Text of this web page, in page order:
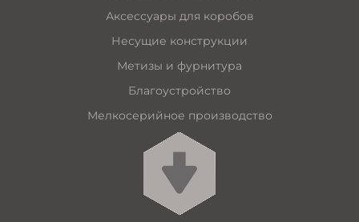
Аксессуары для коробов
Несущие конструкции
Метизы и фурнитура
Благоустройство
Мелкосерийное производство